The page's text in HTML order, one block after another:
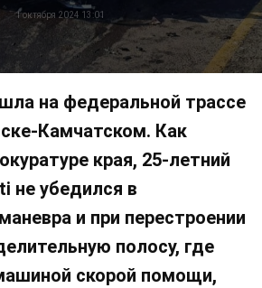
1 октября 2024 13:01
на федеральной трассе
Камчатском. Как
края, 25-летний
не убедился в
и при перестроении
полосу, где
скорой помощи,